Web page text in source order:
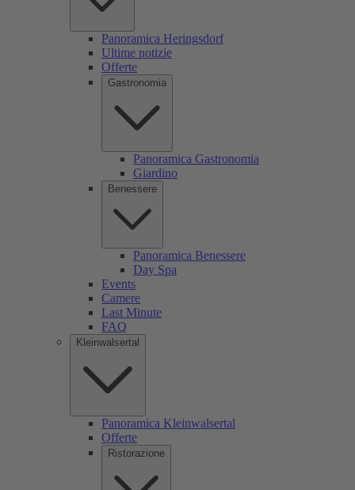
Panoramica Heringsdorf
Ultime notizie
Offerte
Gastronomia
Panoramica Gastronomia
Giardino
Benessere
Panoramica Benessere
Day Spa
Events
Camere
Last Minute
FAQ
Kleinwalsertal
Panoramica Kleinwalsertal
Offerte
Ristorazione